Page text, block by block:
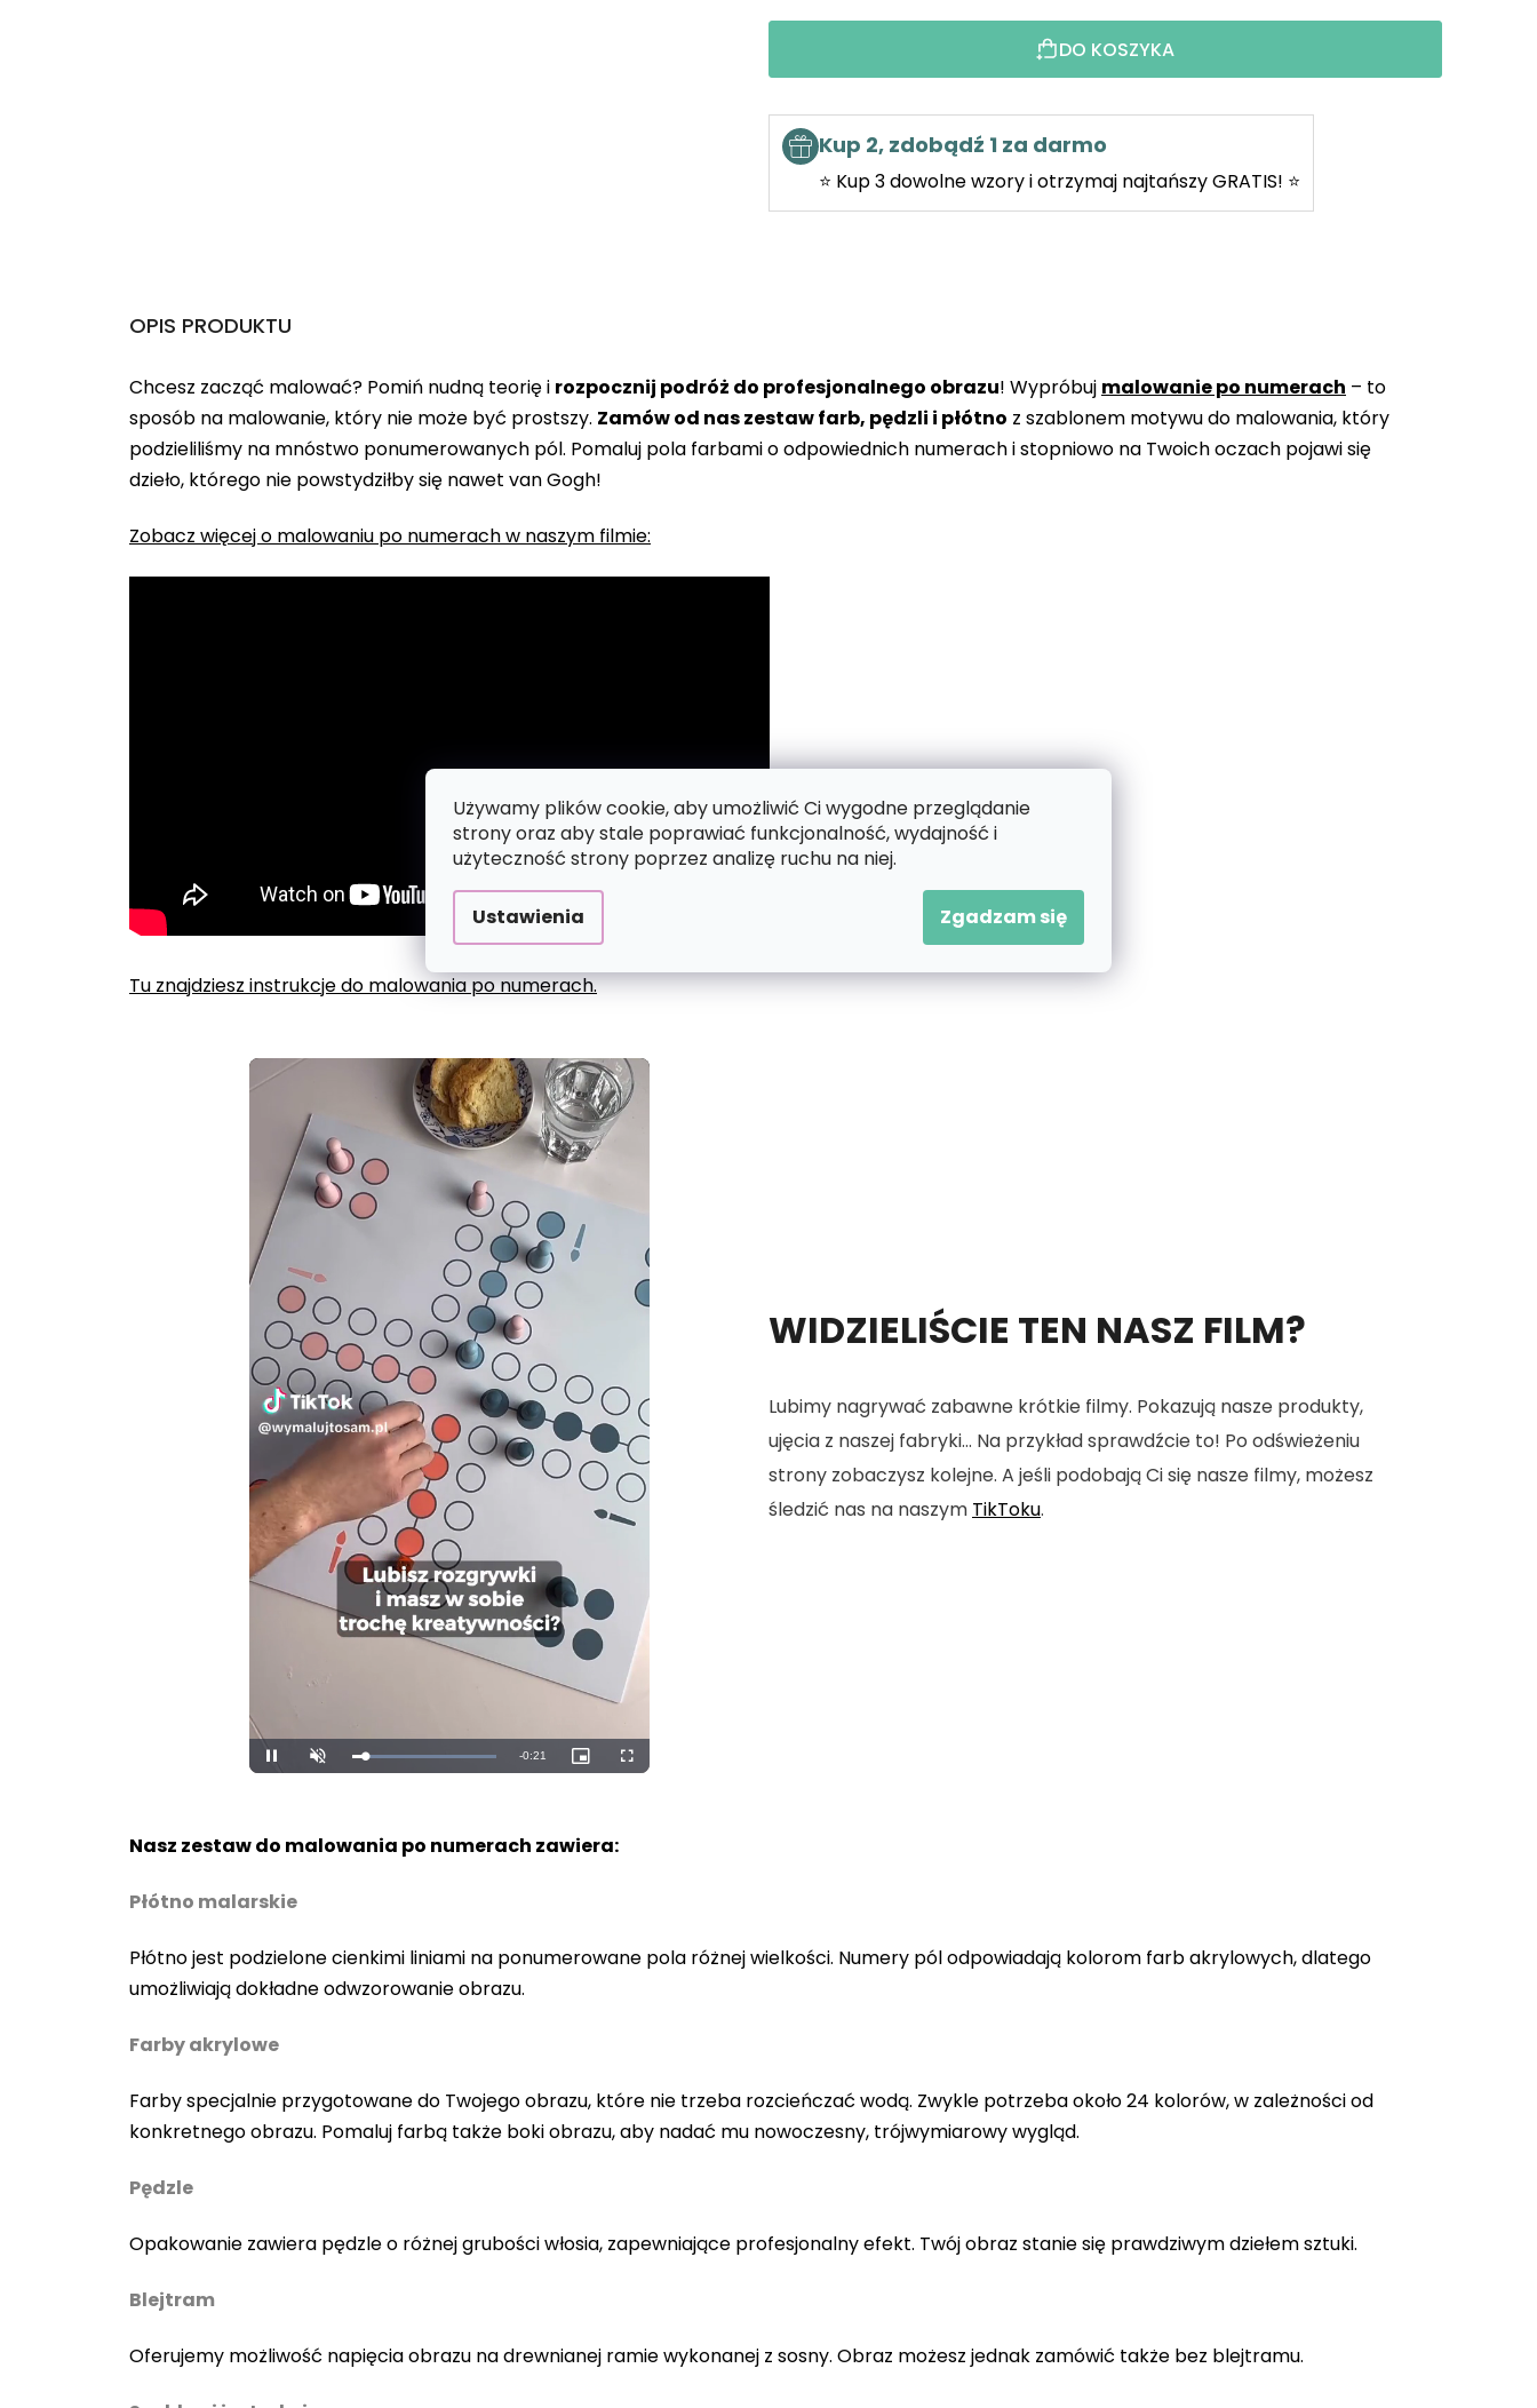
Używamy plików cookie, aby umożliwić Ci wygodne przeglądanie
strony oraz aby stale poprawiać funkcjonalność, wydajność i
użyteczność strony poprzez analizę ruchu na niej.
Ustawienia Zgadzam się
DO KOSZYKA
Kup 2, zdobądź 1 za darmo
⭐ Kup 3 dowolne wzory i otrzymaj najtańszy GRATIS! ⭐
OPIS PRODUKTU
Chcesz zacząć malować? Pomiń nudną teorię i rozpocznij podróż do profesjonalnego obrazu! Wypróbuj malowanie po numerach – to
sposób na malowanie, który nie może być prostszy. Zamów od nas zestaw farb, pędzli i płótno z szablonem motywu do malowania, który
podzieliliśmy na mnóstwo ponumerowanych pól. Pomaluj pola farbami o odpowiednich numerach i stopniowo na Twoich oczach pojawi się
dzieło, którego nie powstydziłby się nawet van Gogh!
Zobacz więcej o malowaniu po numerach w naszym filmie:
Tu znajdziesz instrukcje do malowania po numerach.
Pause Unmute Loaded:
100.00%
Remaining
-0:19
Picture-
in-
Fullscreen
WIDZIELIŚCIE TEN NASZ FILM?
Lubimy nagrywać zabawne krótkie filmy. Pokazują nasze produkty,
ujęcia z naszej fabryki... Na przykład sprawdźcie to! Po odświeżeniu
strony zobaczysz kolejne. A jeśli podobają Ci się nasze filmy, możesz
śledzić nas na naszym TikToku.
Nasz zestaw do malowania po numerach zawiera:
Płótno malarskie
Płótno jest podzielone cienkimi liniami na ponumerowane pola różnej wielkości. Numery pól odpowiadają kolorom farb akrylowych, dlatego
umożliwiają dokładne odwzorowanie obrazu.
Farby akrylowe
Farby specjalnie przygotowane do Twojego obrazu, które nie trzeba rozcieńczać wodą. Zwykle potrzeba około 24 kolorów, w zależności od
konkretnego obrazu. Pomaluj farbą także boki obrazu, aby nadać mu nowoczesny, trójwymiarowy wygląd.
Pędzle
Opakowanie zawiera pędzle o różnej grubości włosia, zapewniające profesjonalny efekt. Twój obraz stanie się prawdziwym dziełem sztuki.
Blejtram
Oferujemy możliwość napięcia obrazu na drewnianej ramie wykonanej z sosny. Obraz możesz jednak zamówić także bez blejtramu.